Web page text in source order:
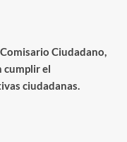
Ciudadano,
cumplir el
ciudadanas.